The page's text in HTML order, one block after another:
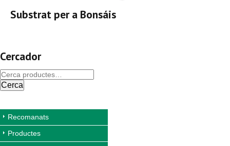
Substrat per a Bonsáis
Cercador
Cerca
Recomanats
Productes